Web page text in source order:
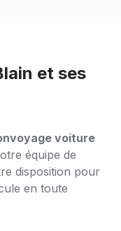
et ses
voiture
équipe de
disposition pour
en toute